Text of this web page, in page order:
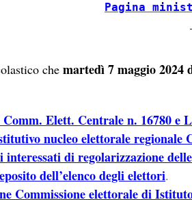
Pagina
che martedì 7 maggio 2024
Elett. Centrale n. 16780 e
nucleo elettorale regionale
interessati di regolarizzazione
dell’elenco degli elettori.
Commissione elettorale di